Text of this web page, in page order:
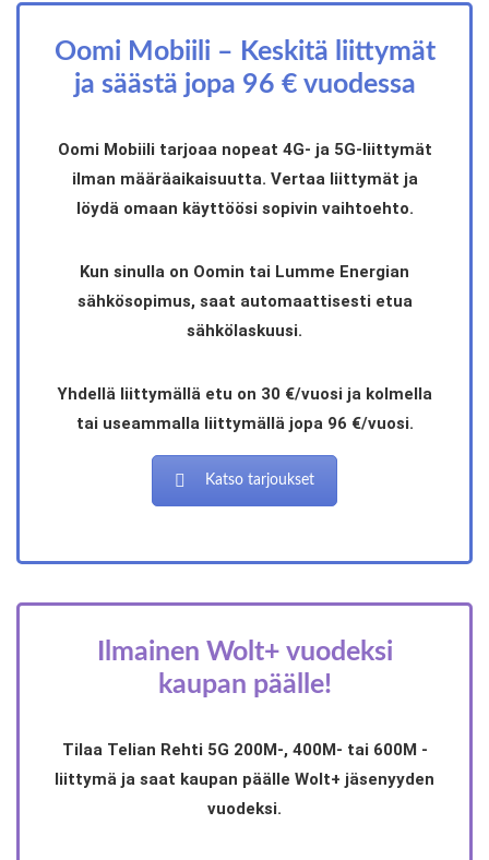
Oomi Mobiili – Keskitä liittymät
ja säästä jopa 96 € vuodessa
Oomi Mobiili tarjoaa nopeat 4G- ja 5G-liittymät
ilman määräaikaisuutta. Vertaa liittymät ja
löydä omaan käyttöösi sopivin vaihtoehto.
Kun sinulla on Oomin tai Lumme Energian
sähkösopimus, saat automaattisesti etua
sähkölaskuusi.
Yhdellä liittymällä etu on 30 €/vuosi ja kolmella
tai useammalla liittymällä jopa 96 €/vuosi.
Katso tarjoukset
Ilmainen Wolt+ vuodeksi
kaupan päälle!
Tilaa Telian Rehti 5G 200M-, 400M- tai 600M -
liittymä ja saat kaupan päälle Wolt+ jäsenyyden
vuodeksi.